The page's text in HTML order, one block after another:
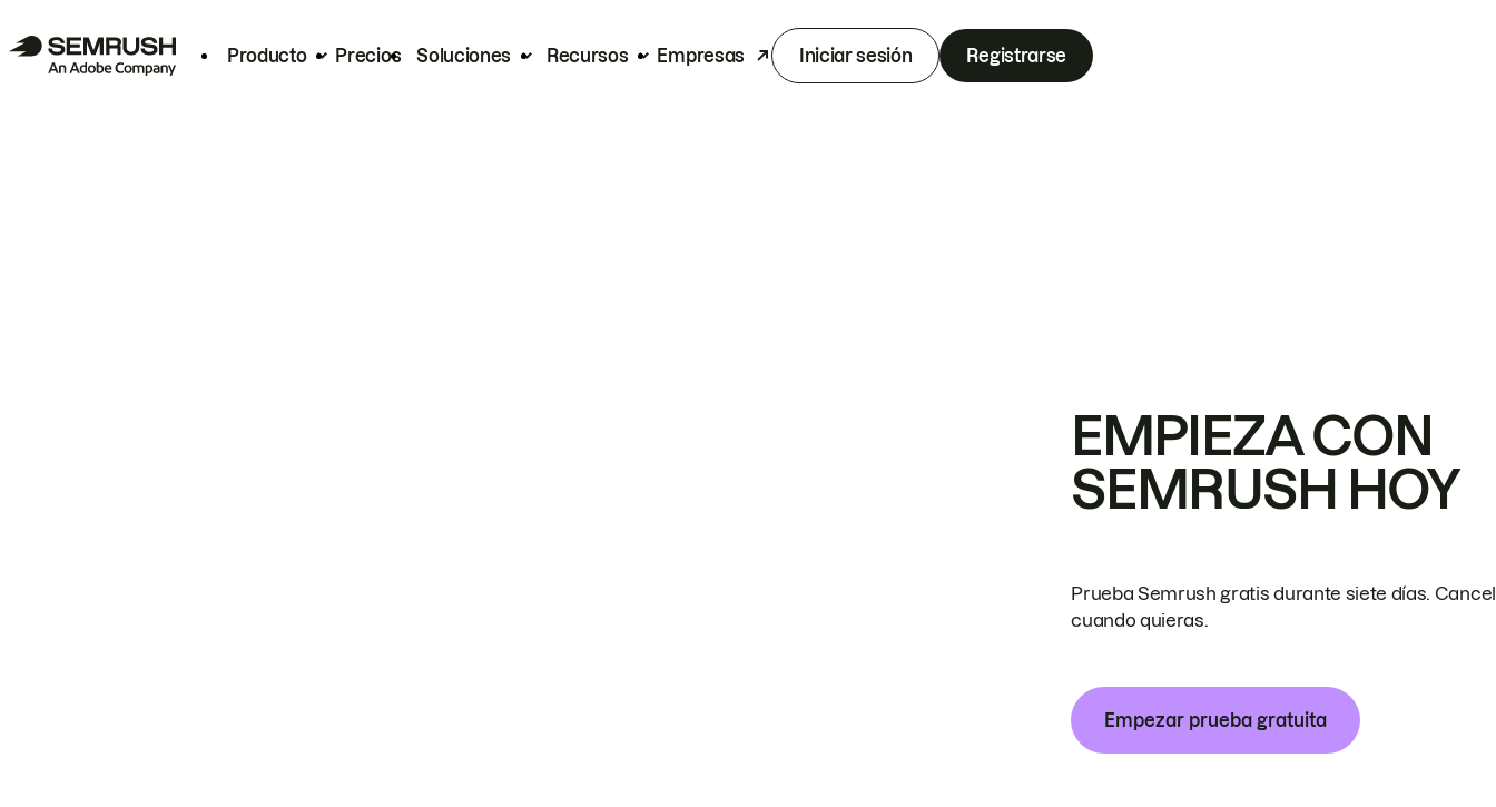
Producto Precios Soluciones Recursos Empresas Iniciar sesión Registrarse
EMPIEZA CON
SEMRUSH HOY
Prueba Semrush gratis durante siete días.
cuando quieras.
Empezar prueba gratuita